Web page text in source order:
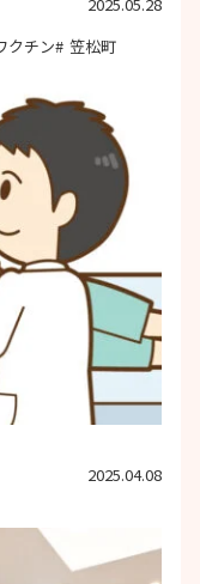
クチン 笠松町
2025.04.08